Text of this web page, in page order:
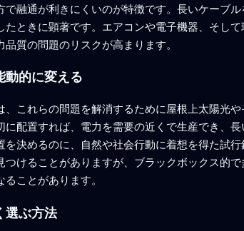
で融通が利きにくいのが特徴です。長いケーブ
ときに顕著です。エアコンや電子機器、そし
質の問題のリスクが高まります。
動的に変える
、これらの問題を解消するために屋根上太陽光
に配置すれば、電力を需要の近くで生産でき、
を決めるのに、自然や社会行動に着想を得た試
つけることがありますが、ブラックボックス的
ことがあります。
選ぶ方法